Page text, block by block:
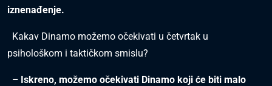
iznenađenje.
Kakav Dinamo možemo očekivati u četvrtak u
psihološkom i taktičkom smislu?
– Iskreno, možemo očekivati Dinamo koji će biti malo